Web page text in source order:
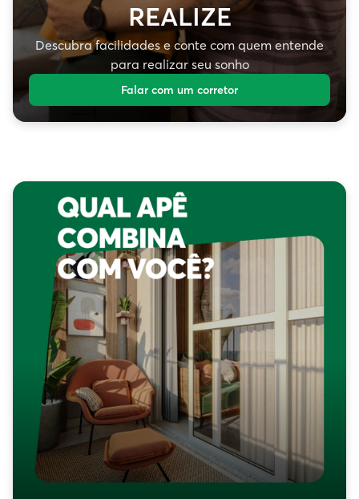
REALIZE
Descubra facilidades e conte com quem entende
para realizar seu sonho
Falar com um corretor